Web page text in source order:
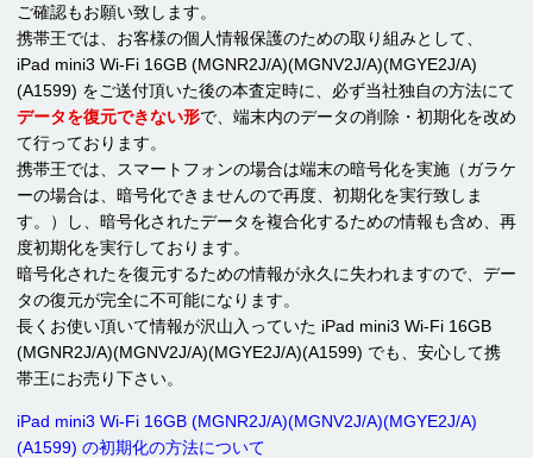
ご確認もお願い致します。
携帯王では、お客様の個人情報保護のための取り組みとして、
iPad mini3 Wi-Fi 16GB (MGNR2J/A)(MGNV2J/A)(MGYE2J/A)
(A1599) をご送付頂いた後の本査定時に、必ず当社独自の方法にて
データを復元できない形で、端末内のデータの削除・初期化を改め
て行っております。
携帯王では、スマートフォンの場合は端末の暗号化を実施（ガラケ
ーの場合は、暗号化できませんので再度、初期化を実行致しま
す。）し、暗号化されたデータを複合化するための情報も含め、再
度初期化を実行しております。
暗号化されたを復元するための情報が永久に失われますので、デー
タの復元が完全に不可能になります。
長くお使い頂いて情報が沢山入っていた iPad mini3 Wi-Fi 16GB
(MGNR2J/A)(MGNV2J/A)(MGYE2J/A)(A1599) でも、安心して携
帯王にお売り下さい。
iPad mini3 Wi-Fi 16GB (MGNR2J/A)(MGNV2J/A)(MGYE2J/A)
(A1599) の初期化の方法について